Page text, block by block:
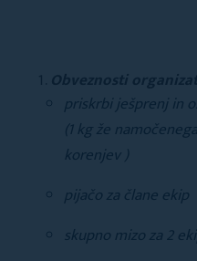
priskrbi ješprenj in
(1 kg že
korenjev )
pijačo za člane ekip
skupno mizo za 2